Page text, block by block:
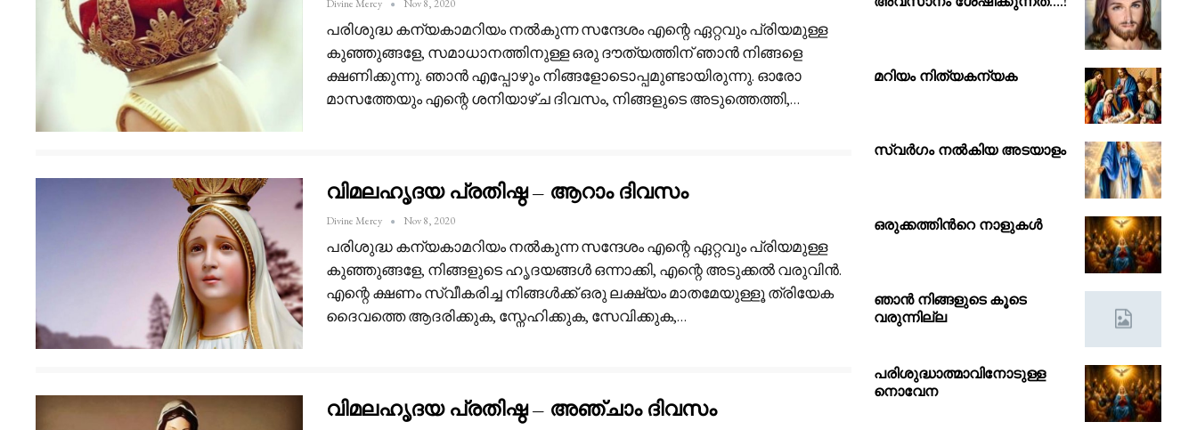
Divine Mercy Nov 8, 2020
പരിശുദ്ധ കന്യകാമറിയം നൽകുന്ന സന്ദേശംഎന്റെ ഏറ്റവും പ്രിയമുള്ള
കുഞ്ഞുങ്ങളേ, സമാധാനത്തിനുള്ള ഒരു ദൗത്യത്തിന് ഞാൻ നിങ്ങളെ
ക്ഷണിക്കുന്നു. ഞാൻ എപ്പോഴും നിങ്ങളോടൊപ്പമുണ്ടായിരുന്നു. ഓരോ
മാസത്തേയും എന്റെ ശനിയാഴ്ച ദിവസം, നിങ്ങളുടെ അടുത്തെത്തി,…
വിമലഹൃദയ പ്രതിഷ്ഠ – ആറാം ദിവസം
Divine Mercy Nov 8, 2020
പരിശുദ്ധ കന്യകാമറിയം നൽകുന്ന സന്ദേശംഎന്റെ ഏറ്റവും പ്രിയമുള്ള
കുഞ്ഞുങ്ങളേ, നിങ്ങളുടെ ഹൃദയങ്ങൾ ഒന്നാക്കി, എന്റെ അടുക്കൽ വരുവിൻ.
എന്റെ ക്ഷണം സ്വീകരിച്ച നിങ്ങൾക്ക് ഒരു ലക്ഷ്യം മാതമേയുള്ളൂ ത്രിയേക
ദൈവത്തെ ആദരിക്കുക, സ്നേഹിക്കുക, സേവിക്കുക,…
വിമലഹൃദയ പ്രതിഷ്ഠ – അഞ്ചാം ദിവസം
മറിയം നിത്യകന്യക
സ്വർഗം നൽകിയ അടയാളം
ഒരുക്കത്തിൻറെ നാളുകൾ
ഞാൻ നിങ്ങളുടെ കൂടെ
വരുന്നില്ല
പരിശുദ്ധാത്മാവിനോടുള്ള
നൊവേന